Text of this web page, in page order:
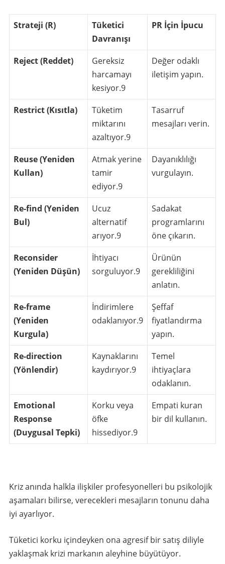
Strateji (R)
Tüketici
Davranışı
PR İçin İpucu
Reject (Reddet)
Gereksiz
harcamayı
kesiyor.9
Değer odaklı
iletişim yapın.
Restrict (Kısıtla)
Tüketim
miktarını
azaltıyor.9
Tasarruf
mesajları verin.
Reuse (Yeniden
Kullan)
Atmak yerine
tamir
ediyor.9
Dayanıklılığı
vurgulayın.
Re-find (Yeniden
Bul)
Ucuz
alternatif
arıyor.9
Sadakat
programlarını
öne çıkarın.
Reconsider
(Yeniden Düşün)
İhtiyacı
sorguluyor.9
Ürünün
gerekliliğini
anlatın.
Re-frame
(Yeniden
Kurgula)
İndirimlere
odaklanıyor.9
Şeffaf
fiyatlandırma
yapın.
Re-direction
(Yönlendir)
Kaynaklarını
kaydırıyor.9
Temel
ihtiyaçlara
odaklanın.
Emotional
Response
(Duygusal Tepki)
Korku veya
öfke
hissediyor.9
Empati kuran
bir dil kullanın.
Kriz anında halkla ilişkiler profesyonelleri bu psikolojik
aşamaları bilirse, verecekleri mesajların tonunu daha
iyi ayarlıyor.
Tüketici korku içindeyken ona agresif bir satış diliyle
yaklaşmak krizi markanın aleyhine büyütüyor.